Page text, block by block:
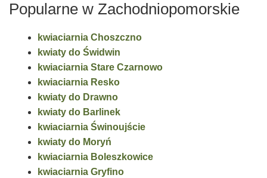
Popularne w Zachodniopomorskie
kwiaciarnia Choszczno
kwiaty do Świdwin
kwiaciarnia Stare Czarnowo
kwiaciarnia Resko
kwiaty do Drawno
kwiaty do Barlinek
kwiaciarnia Świnoujście
kwiaty do Moryń
kwiaciarnia Boleszkowice
kwiaciarnia Gryfino